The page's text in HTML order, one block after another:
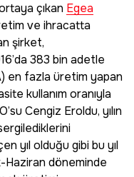
çıkan Egea
ve ihracatta
şirket,
383 bin adetle
en fazla üretim yapan
kullanım oranıyla
Cengiz Eroldu, yılın
yıl olduğu gibi bu yıl
Haziran döneminde